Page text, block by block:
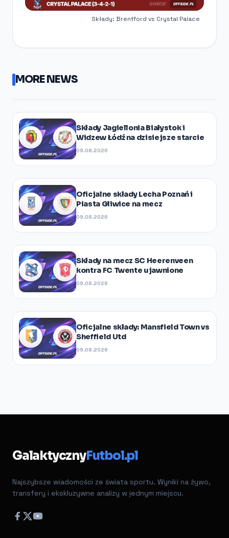
Składy: Brentford vs Crystal Palace
MORE NEWS
Składy Jagiellonia Białystok i
Widzew Łódź na dzisiejsze starcie
09.08.2026
Oficjalne składy Lecha Poznań i
Piasta Gliwice na mecz
09.08.2026
Składy na mecz SC Heerenveen
kontra FC Twente ujawnione
09.08.2026
Oficjalne składy: Mansfield Town vs
Sheffield Utd
09.08.2026
GalaktycznyFutbol.pl
Najszybsze wiadomości ze świata sportu. Wyniki na żywo,
transfery i ekskluzywne analizy w jednym miejscu.